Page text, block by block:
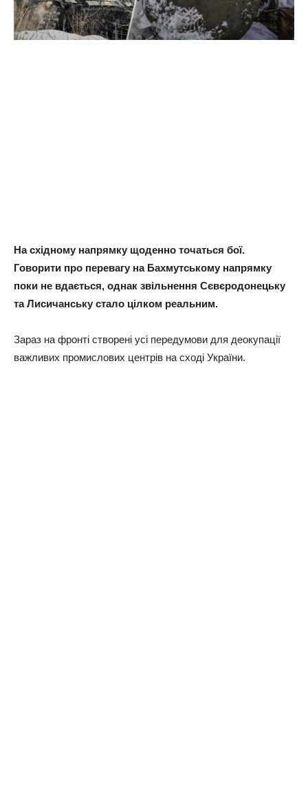
На східному напрямку щоденно точаться бої.
Говорити про перевагу на Бахмутському напрямку
поки не вдається, однак звільнення Сєвєродонецьку
та Лисичанську стало цілком реальним.
Зараз на фронті створені усі передумови для деокупації
важливих промислових центрів на сході України.